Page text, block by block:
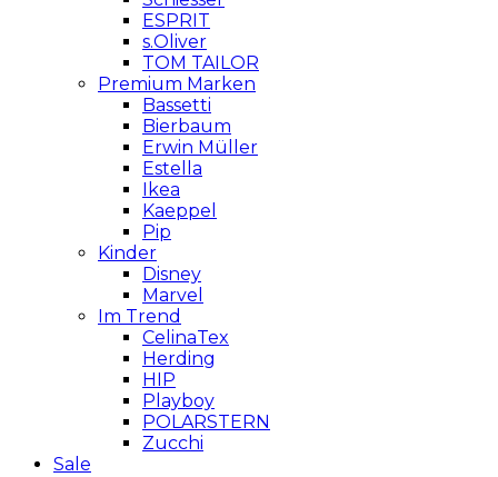
ESPRIT
s.Oliver
TOM TAILOR
Premium Marken
Bassetti
Bierbaum
Erwin Müller
Estella
Ikea
Kaeppel
Pip
Kinder
Disney
Marvel
Im Trend
CelinaTex
Herding
HIP
Playboy
POLARSTERN
Zucchi
Sale